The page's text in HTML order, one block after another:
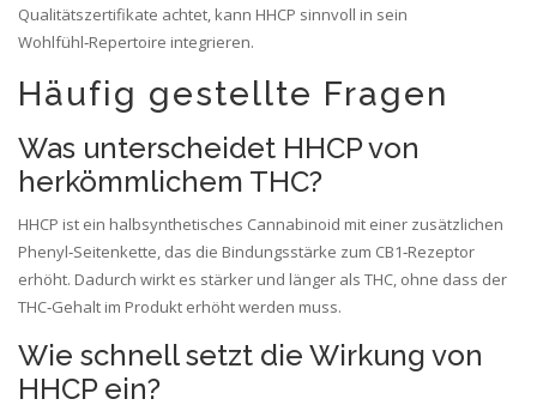
Qualitätszertifikate achtet, kann HHCP sinnvoll in sein
Wohlfühl‑Repertoire integrieren.
Häufig gestellte Fragen
Was unterscheidet HHCP von
herkömmlichem THC?
HHCP ist ein halbsynthetisches Cannabinoid mit einer zusätzlichen
Phenyl‑Seitenkette, das die Bindungsstärke zum CB1‑Rezeptor
erhöht. Dadurch wirkt es stärker und länger als THC, ohne dass der
THC‑Gehalt im Produkt erhöht werden muss.
Wie schnell setzt die Wirkung von
HHCP ein?